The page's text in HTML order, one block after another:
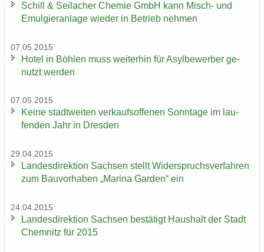
Schill & Seil­a­cher Che­mie GmbH kann Misch-​ und
Emul­gier­an­la­ge wie­der in Be­trieb neh­men
07.05.2015
Hotel in Böh­len muss wei­ter­hin für Asyl­be­wer­ber ge­
nutzt wer­den
07.05.2015
Keine stadt­wei­ten ver­kaufs­of­fe­nen Sonn­ta­ge im lau­
fen­den Jahr in Dres­den
29.04.2015
Lan­des­di­rek­ti­on Sach­sen stellt Wi­der­spruchs­ver­fah­ren
zum Bau­vor­ha­ben „Ma­ri­na Gar­den“ ein
24.04.2015
Lan­des­di­rek­ti­on Sach­sen be­stä­tigt Haus­halt der Stadt
Chem­nitz für 2015